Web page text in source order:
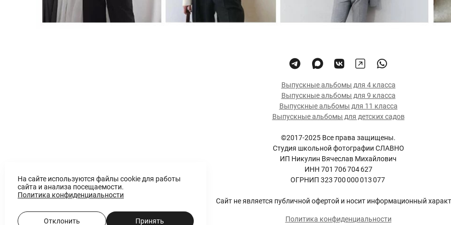
Выпускные альбомы для 4 класса
Выпускные альбомы для 9 класса
Выпускные альбомы для 11 класса
Выпускные альбомы для детских садов
©2017-2025 Все права защищены.
Студия школьной фотографии СЛАВНО
ИП Никулин Вячеслав Михайлович
ИНН 701 706 704 627
ОГРНИП 323 700 000 013 077
Сайт не является публичной офертой и носит информационный
Политика конфиденциальности
На сайте используются файлы cookie для работы
сайта и анализа посещаемости.
Политика конфиденциальности
Отклонить Принять